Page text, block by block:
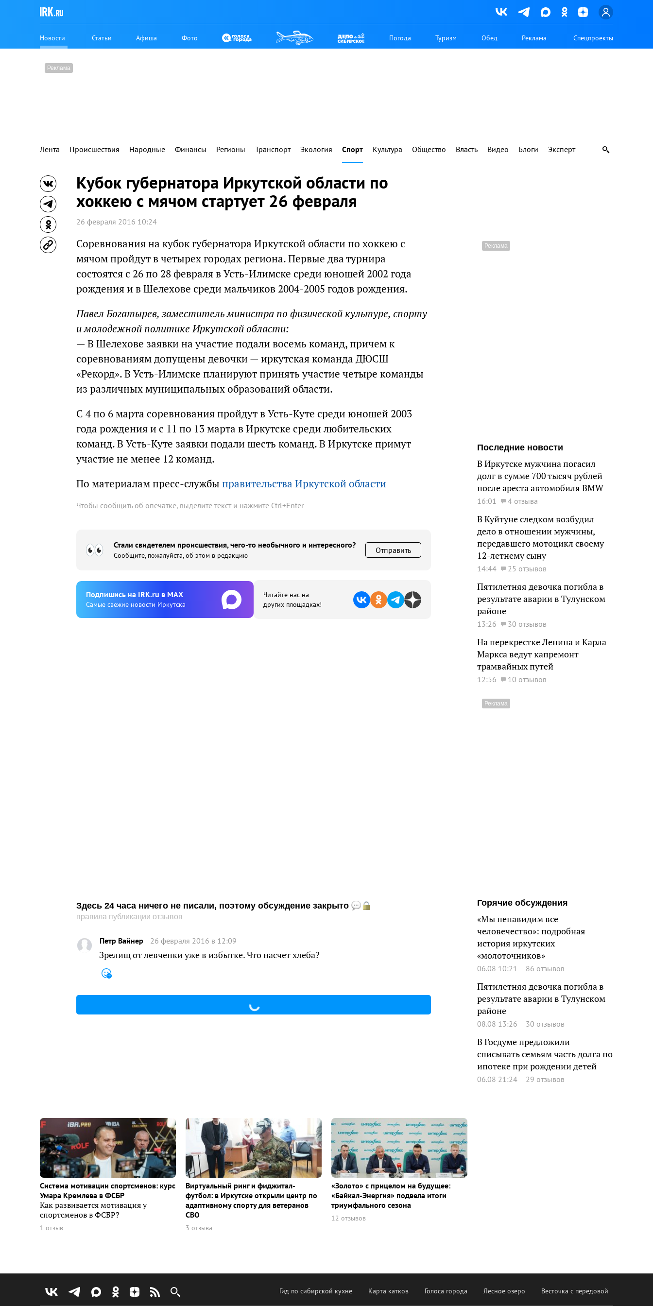
Новости Статьи Афиша Фото Погода Туризм Обед Реклама Спецпроекты
Лента Происшествия Народные Финансы Регионы Транспорт Экология Спорт Культура Общество Власть Видео Блоги Эксперт
Кубок губернатора Иркутской области по
хоккею с мячом стартует 26 февраля
26 февраля 2016 10:24
Соревнования на кубок губернатора Иркутской области по хоккею с
мячом пройдут в четырех городах региона. Первые два турнира
состоятся с 26 по 28 февраля в Усть-Илимске среди юношей 2002 года
рождения и в Шелехове среди мальчиков 2004-2005 годов рождения.
Павел Богатырев, заместитель министра по физической культуре, спорту
и молодежной политике Иркутской области:
— В Шелехове заявки на участие подали восемь команд, причем к
соревнованиям допущены девочки — иркутская команда ДЮСШ
«Рекорд». В Усть-Илимске планируют принять участие четыре команды
из различных муниципальных образований области.
С 4 по 6 марта соревнования пройдут в Усть-Куте среди юношей 2003
года рождения и с 11 по 13 марта в Иркутске среди любительских
команд. В Усть-Куте заявки подали шесть команд. В Иркутске примут
участие не менее 12 команд.
По материалам пресс-службы правительства Иркутской области
Чтобы сообщить об опечатке, выделите текст и нажмите Ctrl+Enter
Стали свидетелем происшествия, чего-то необычного и интересного?
Сообщите, пожалуйста, об этом в редакцию
Отправить
Подпишиcь на IRK.ru в MAX
Cамые свежие новости Иркутска
Читайте нас на
других площадках!
Здесь 24 часа ничего не писали, поэтому обсуждение закрыто
правила публикации отзывов
Петр Вайнер 26 февраля 2016 в 12:09
Зрелищ от левченки уже в избытке. Что насчет хлеба?
Последние новости
В Иркутске мужчина погасил
долг в сумме 700 тысяч рублей
после ареста автомобиля BMW
16:01 4 отзыва
В Куйтуне следком возбудил
дело в отношении мужчины,
передавшего мотоцикл своему
12-летнему сыну
14:44 25 отзывов
Пятилетняя девочка погибла в
результате аварии в Тулунском
районе
13:26 30 отзывов
На перекрестке Ленина и Карла
Маркса ведут капремонт
трамвайных путей
12:56 10 отзывов
Горячие обсуждения
«Мы ненавидим все
человечество»: подробная
история иркутских
«молоточников»
06.08 10:21 86 отзывов
Пятилетняя девочка погибла в
результате аварии в Тулунском
районе
08.08 13:26 30 отзывов
В Госдуме предложили
списывать семьям часть долга по
ипотеке при рождении детей
06.08 21:24 29 отзывов
Система мотивации спортсменов: курс
Умара Кремлева в ФСБР
Как развивается мотивация у
спортсменов в ФСБР?
1 отзыв
Виртуальный ринг и фиджитал-
футбол: в Иркутске открыли центр по
адаптивному спорту для ветеранов
СВО
3 отзыва
«Золото» с прицелом на будущее:
«Байкал-Энергия» подвела итоги
триумфального сезона
12 отзывов
Гид по сибирской кухне Карта катков Голоса города Лесное озеро Весточка с передовой